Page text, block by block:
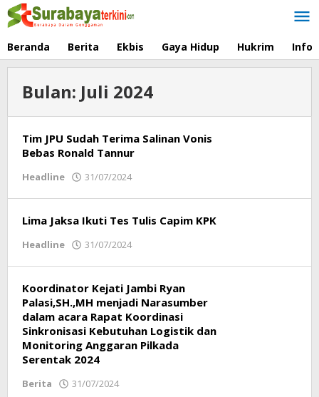
Lewati
ke
Beranda Berita Ekbis Gaya Hidup Hukrim Info
Bulan: Juli 2024
Tim JPU Sudah Terima Salinan Vonis
Bebas Ronald Tannur
Headline 31/07/2024
Lima Jaksa Ikuti Tes Tulis Capim KPK
Headline 31/07/2024
Koordinator Kejati Jambi Ryan
Palasi,SH.,MH menjadi Narasumber
dalam acara Rapat Koordinasi
Sinkronisasi Kebutuhan Logistik dan
Monitoring Anggaran Pilkada
Serentak 2024
Berita 31/07/2024